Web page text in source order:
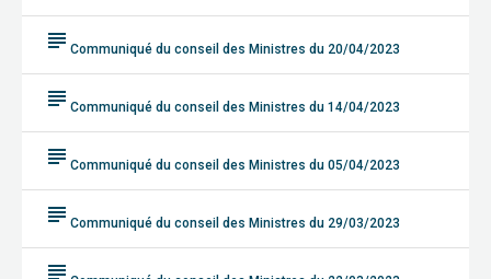
subject Communiqué du conseil des Ministres du 20/04/2023
subject Communiqué du conseil des Ministres du 14/04/2023
subject Communiqué du conseil des Ministres du 05/04/2023
subject Communiqué du conseil des Ministres du 29/03/2023
subject